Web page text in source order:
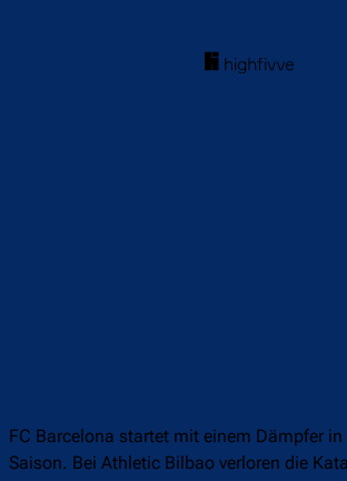
FC Barcelona startet mit einem Dämpfer
Saison. Bei Athletic Bilbao verloren die